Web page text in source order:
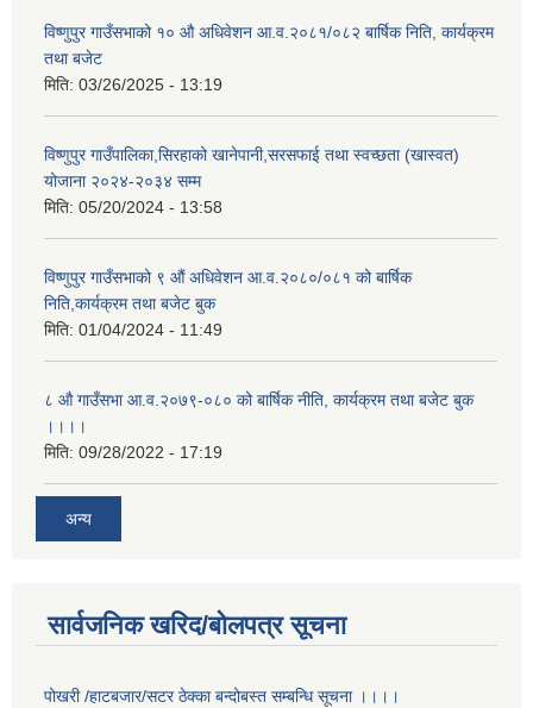
विष्णुपुर गाउँसभाको १० औ अधिवेशन आ.व.२०८१/०८२ बार्षिक निति, कार्यक्रम
तथा बजेट
मिति: 03/26/2025 - 13:19
विष्णुपुर गाउँपालिका,सिरहाको खानेपानी,सरसफाई तथा स्वच्छता (खास्वत)
योजाना २०२४-२०३४ सम्म
मिति: 05/20/2024 - 13:58
विष्णुपुर गाउँसभाको ९ औं अधिवेशन आ.व.२०८०/०८१ को बार्षिक
निति,कार्यक्रम तथा बजेट बुक
मिति: 01/04/2024 - 11:49
८ औ गाउँसभा आ.व.२०७९-०८० को बार्षिक नीति, कार्यक्रम तथा बजेट बुक
।।।।
मिति: 09/28/2022 - 17:19
अन्य
सार्वजनिक खरिद/बोलपत्र सूचना
पोखरी /हाटबजार/सटर ठेक्का बन्दोबस्त सम्बन्धि सूचना ।।।।